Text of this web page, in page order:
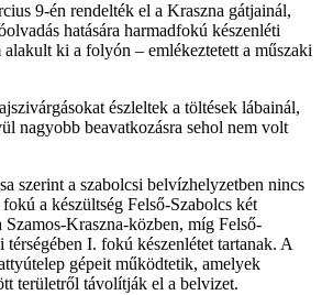
9-én rendelték el a Kraszna gátjainál,
hatására harmadfokú készenléti
ki a folyón – emlékeztetett a műszaki
észleltek a töltések lábainál,
nagyobb beavatkozásra sehol nem volt
szerint a szabolcsi belvízhelyzetben nincs
a készültség Felső-Szabolcs két
Szamos-Kraszna-közben, míg Felső-
térségében I. fokú készenlétet tartanak. A
gépeit működtetik, amelyek
területről távolítják el a belvizet.